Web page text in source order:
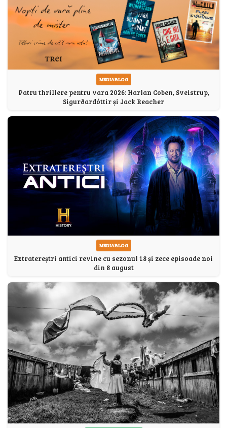
MEDIABLOG
Patru thrillere pentru vara 2026: Harlan Coben, Sveistrup,
Sigurðardóttir și Jack Reacher
MEDIABLOG
Extratereștri antici revine cu sezonul 18 și zece episoade noi
din 8 august